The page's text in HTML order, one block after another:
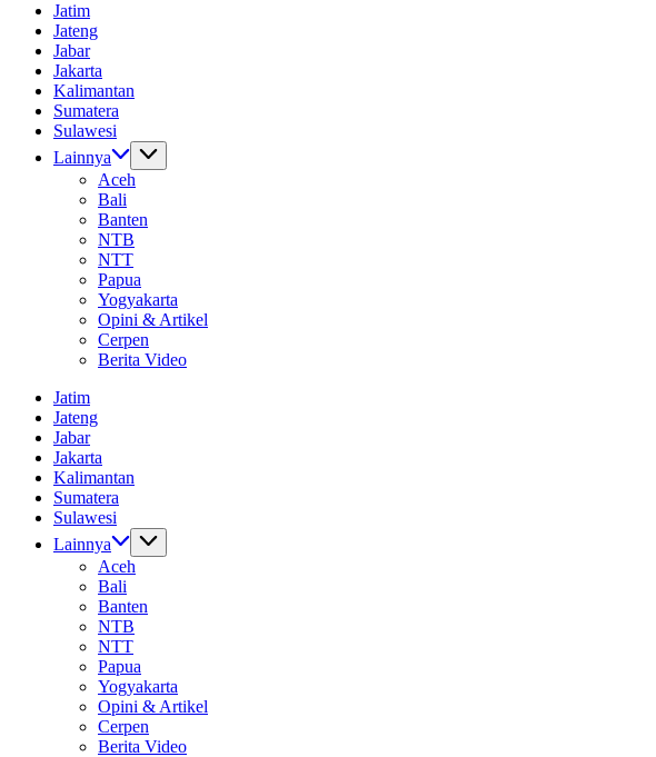
Informasi
Dunia
Tanpa
Batas
Jatim
Jateng
Jabar
Jakarta
Kalimantan
Sumatera
Sulawesi
Lainnya
Aceh
Bali
Banten
NTB
NTT
Papua
Yogyakarta
Opini & Artikel
Cerpen
Berita Video
Jatim
Jateng
Jabar
Jakarta
Kalimantan
Sumatera
Sulawesi
Lainnya
Aceh
Bali
Banten
NTB
NTT
Papua
Yogyakarta
Opini & Artikel
Cerpen
Berita Video